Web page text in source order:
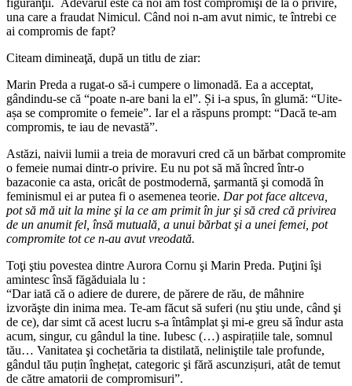
una care a fraudat Nimicul. Când noi n-am avut nimic, te întrebi ce
ai compromis de fapt?
Citeam dimineaţă, după un titlu de ziar:
Marin Preda a rugat-o să-i cumpere o limonadă. Ea a acceptat,
gândindu-se că “poate n-are bani la el”. Și i-a spus, în glumă: “Uite-
așa se compromite o femeie”. Iar el a răspuns prompt: “Dacă te-am
compromis, te iau de nevastă”.
Astăzi, naivii lumii a treia de moravuri cred că un bărbat compromite
o femeie numai dintr-o privire. Eu nu pot să mă încred într-o
bazaconie ca asta, oricât de postmodernă, şarmantă şi comodă în
feminismul ei ar putea fi o asemenea teorie. Dar pot face altceva,
pot să mă uit la mine şi la ce am primit în jur şi să cred că privirea
de un anumit fel, însă mutuală, a unui bărbat şi a unei femei, pot
compromite tot ce n-au avut vreodată.
Toţi ştiu povestea dintre Aurora Cornu şi Marin Preda. Puţini îşi
amintesc însă făgăduiala lu :
“Dar iată că o adiere de durere, de părere de rău, de mâhnire
izvorăşte din inima mea. Te-am făcut să suferi (nu ştiu unde, când şi
de ce), dar simt că acest lucru s-a întâmplat şi mi-e greu să îndur asta
acum, singur, cu gândul la tine. Iubesc (…) aspirațiile tale, somnul
tău… Vanitatea şi cochetăria ta distilată, neliniştile tale profunde,
gândul tău puțin înghețat, categoric şi fără ascunzișuri, atât de temut
de către amatorii de compromisuri”.